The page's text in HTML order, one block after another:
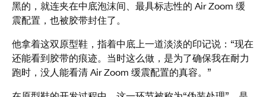
黑的，就连夹在中底泡沫间、最具标志性的 Air Zoom 缓
震配置，也被胶带封住了。
他拿着这双原型鞋，指着中底上一道淡淡的印记说：“现在
还能看到胶带的痕迹。当时这么做，是为了确保我在耐力
跑时，没人能看清 Air Zoom 缓震配置的真容。”